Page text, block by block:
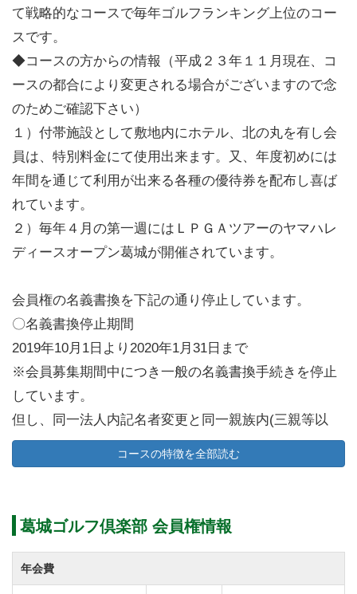
て戦略的なコースで毎年ゴルフランキング上位のコー
スです。
◆コースの方からの情報（平成２３年１１月現在、コ
ースの都合により変更される場合がございますので念
のためご確認下さい）
１）付帯施設として敷地内にホテル、北の丸を有し会
員は、特別料金にて使用出来ます。又、年度初めには
年間を通じて利用が出来る各種の優待券を配布し喜ば
れています。
２）毎年４月の第一週にはＬＰＧＡツアーのヤマハレ
ディースオープン葛城が開催されています。
会員権の名義書換を下記の通り停止しています。
〇名義書換停止期間
2019年10月1日より2020年1月31日まで
※会員募集期間中につき一般の名義書換手続きを停止
しています。
但し、同一法人内記名者変更と同一親族内(三親等以
内)名義変更は停止せずに受け付けています。
開致します。
正会員 1,500,000円(税別)
平日会員 400,000円(税別)
コースの特徴を全部読む
葛城ゴルフ倶楽部 会員権情報
年会費